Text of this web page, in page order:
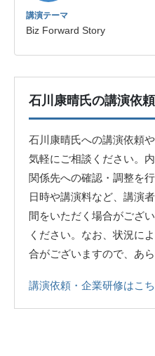
講演テーマ
Biz Forward Story
石川康晴氏の講演依
石川康晴氏への講演依頼
気軽にご相談ください。
関係先への確認・調整を
日時や講演料など、講演
間をいただく場合がござ
ください。なお、状況に
合がございますので、あ
講演依頼・企業研修はこ